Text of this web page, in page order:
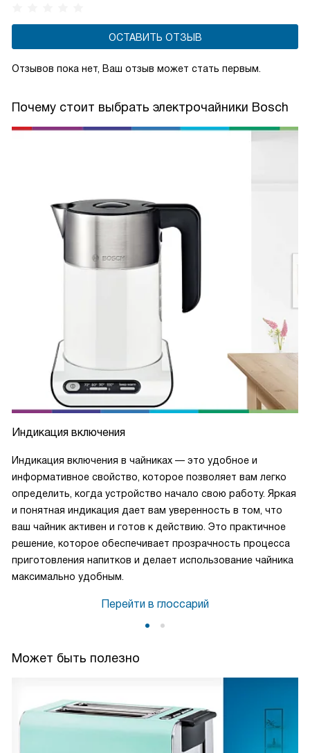
Может быть полезно
ОСТАВИТЬ ОТЗЫВ
Отзывов пока нет, Ваш отзыв может стать первым.
Почему стоит выбрать электрочайники Bosch
Индикация включения
Индикация включения в чайниках — это удобное и
информативное свойство, которое позволяет вам легко
определить, когда устройство начало свою работу. Яркая
и понятная индикация дает вам уверенность в том, что
ваш чайник активен и готов к действию. Это практичное
решение, которое обеспечивает прозрачность процесса
приготовления напитков и делает использование чайника
максимально удобным.
Перейти в глоссарий